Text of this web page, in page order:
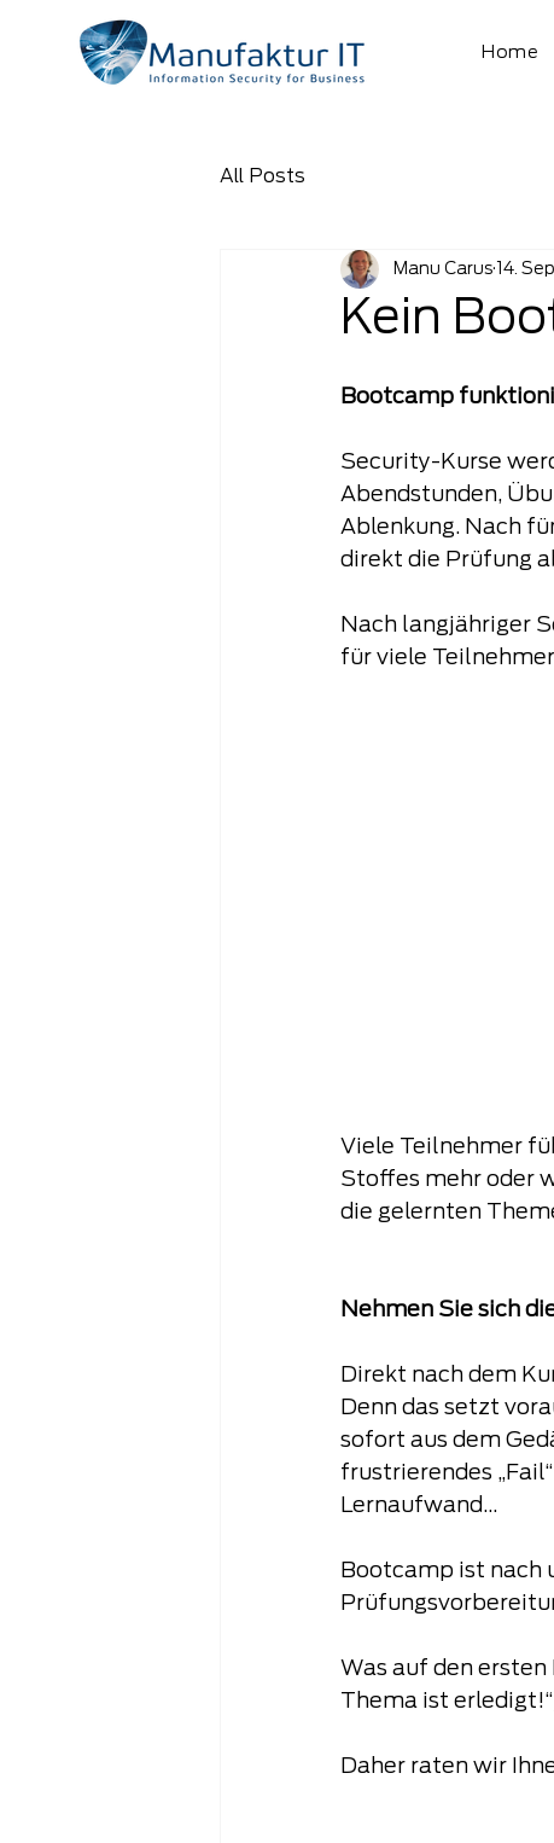
Home
All Posts
Kein
Manu Carus 14.
Bootcamp
Security-Kurse
Abendstunden,
Ablenkung. Nach
direkt die Prüfung
Nach langjähriger
für viele
Viele Teilnehmer
Stoffes mehr oder
die gelernten
Nehmen Sie sich
Direkt nach dem
Denn das setzt
sofort aus dem
frustrierendes
Lernaufwand...
Bootcamp ist nach
Was auf den
Thema ist
Daher raten wir